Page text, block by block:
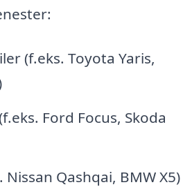
(f.eks. Toyota Yaris,
Ford Focus, Skoda
Nissan Qashqai, BMW X5)